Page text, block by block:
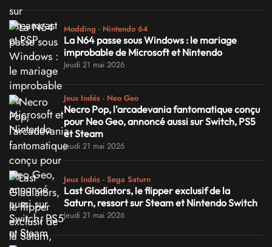
Modding - Nintendo 64
La N64 passe sous Windows : le mariage
improbable de Microsoft et Nintendo
Jeudi 21 mai 2026
Jeux Indés - Neo Geo
Necro Pop, l'arcadevania fantomatique conçu
pour Neo Geo, annoncé aussi sur Switch, PS5
et Steam
Jeudi 21 mai 2026
Jeux Indés - Sega Saturn
Last Gladiators, le flipper exclusif de la
Saturn, ressort sur Steam et Nintendo Switch
Jeudi 21 mai 2026